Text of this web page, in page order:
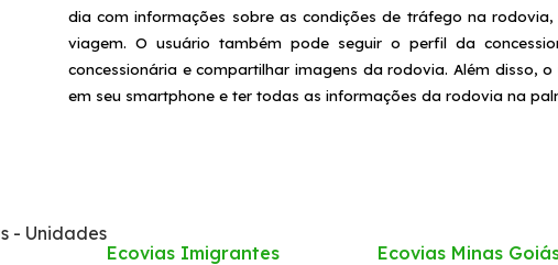
dia com informações sobre as condições de tráfego na
viagem. O usuário também pode seguir o perfil da
concessionária e compartilhar imagens da rodovia. Além disso,
em seu smartphone e ter todas as informações da rodovia na
Ecovias Imigrantes
Ecovias Minas